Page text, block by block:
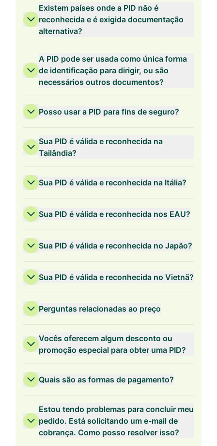
Existem países onde a PID não é
reconhecida e é exigida documentação
alternativa?
A PID pode ser usada como única forma
de identificação para dirigir, ou são
necessários outros documentos?
Posso usar a PID para fins de seguro?
Sua PID é válida e reconhecida na
Tailândia?
Sua PID é válida e reconhecida na Itália?
Sua PID é válida e reconhecida nos EAU?
Sua PID é válida e reconhecida no Japão?
Sua PID é válida e reconhecida no Vietnã?
Perguntas relacionadas ao preço
Validade de 3 anos
Vocês oferecem algum desconto ou
promoção especial para obter uma PID?
Quais são as formas de pagamento?
Estou tendo problemas para concluir meu
pedido. Está solicitando um e-mail de
cobrança. Como posso resolver isso?